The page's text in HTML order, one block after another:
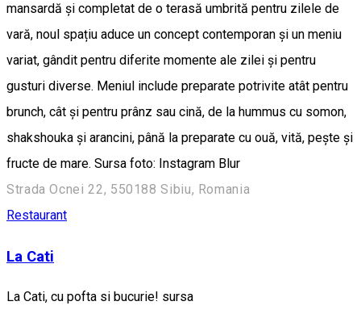
mansardă și completat de o terasă umbrită pentru zilele de
vară, noul spațiu aduce un concept contemporan și un meniu
variat, gândit pentru diferite momente ale zilei și pentru
gusturi diverse. Meniul include preparate potrivite atât pentru
brunch, cât și pentru prânz sau cină, de la hummus cu somon,
shakshouka și arancini, până la preparate cu ouă, vită, pește și
fructe de mare. Sursa foto: Instagram Blur
Strada Ocnei 22, 550188 Sibiu, Romania
Restaurant
La Cati
La Cati, cu pofta si bucurie! sursa